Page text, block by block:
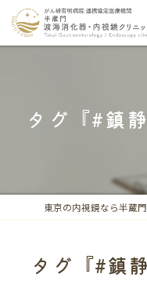
タグ『#鎮
東京の内視鏡なら半蔵
タグ『#鎮